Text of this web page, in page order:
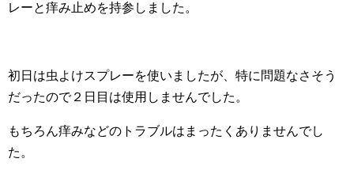
レーと痒み止めを持参しました。
初日は虫よけスプレーを使いましたが、特に問題なさそう
だったので２日目は使用しませんでした。
もちろん痒みなどのトラブルはまったくありませんでし
た。